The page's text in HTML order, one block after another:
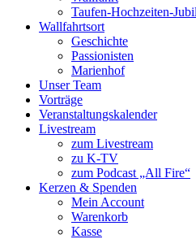
Taufen-Hochzeiten-
Wallfahrtsort
Geschichte
Passionisten
Marienhof
Unser Team
Vorträge
Veranstaltungskalender
Livestream
zum Livestream
zu K-TV
zum Podcast „All Fire“
Kerzen & Spenden
Mein Account
Warenkorb
Kasse